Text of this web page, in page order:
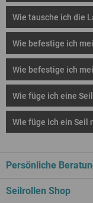
Wie tausche ich die
Wie befestige ich
Wie befestige ich
Wie füge ich eine
Wie füge ich ein Seil
Persönliche
Seilrollen Shop